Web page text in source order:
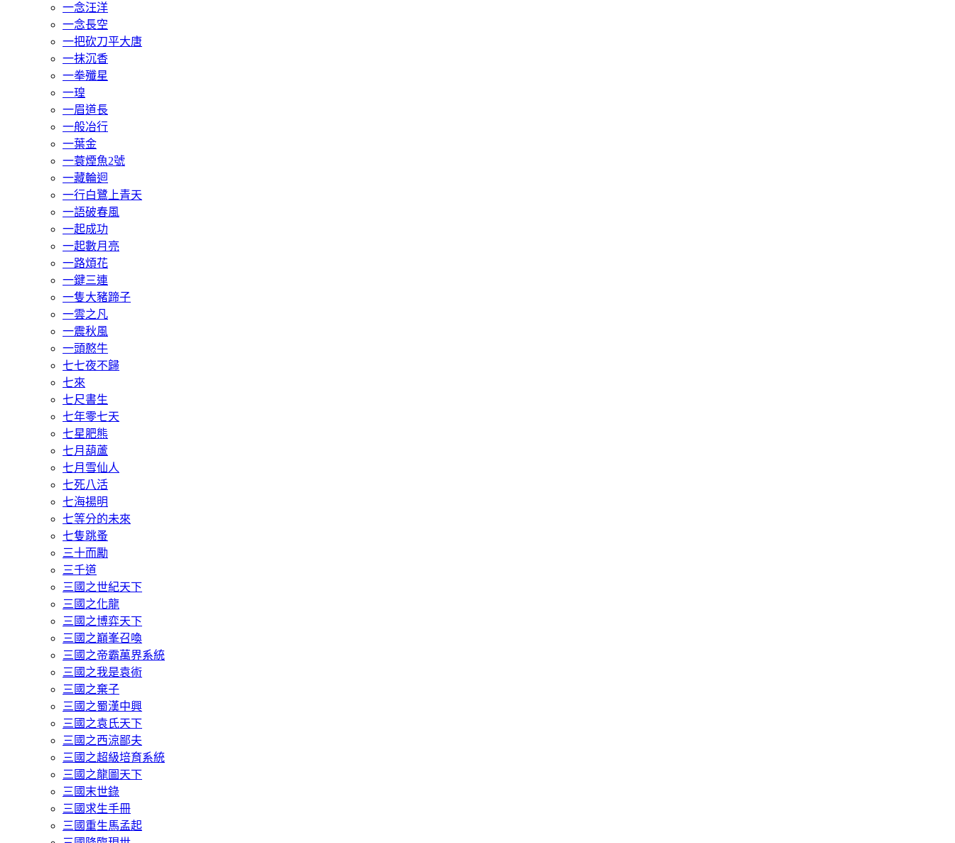
一念汪洋
一念長空
一把砍刀平大唐
一抹沉香
一拳殲星
一瑝
一眉道長
一般冶行
一葉金
一蓑煙魚2號
一藏輪迴
一行白鷺上青天
一語破春風
一起成功
一起數月亮
一路煩花
一鍵三連
一隻大豬蹄子
一雲之凡
一震秋風
一頭憨牛
七七夜不歸
七來
七尺書生
七年零七天
七星肥熊
七月葫蘆
七月雪仙人
七死八活
七海揚明
七等分的未來
七隻跳蚤
三十而勵
三千道
三國之世紀天下
三國之化龍
三國之博弈天下
三國之巔峯召喚
三國之帝霸萬界系統
三國之我是袁術
三國之棄子
三國之蜀漢中興
三國之袁氏天下
三國之西涼鄙夫
三國之超級培育系統
三國之龍圖天下
三國末世錄
三國求生手冊
三國重生馬孟起